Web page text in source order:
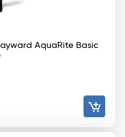
AquaRite Basic